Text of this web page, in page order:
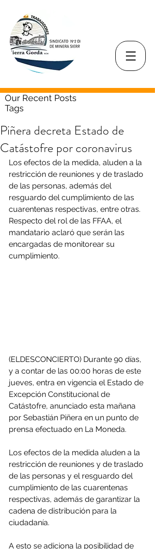
Our Recent Posts
Tags
Piñera decreta Estado de
Catástofre por coronavirus
Los efectos de la medida, aluden a la
restricción de reuniones y de traslado
de las personas, además del
resguardo del cumplimiento de las
cuarentenas respectivas, entre otras.
Respecto del rol de las FFAA, el
mandatario aclaró que serán las
encargadas de monitorear su
cumplimiento.
(ELDESCONCIERTO) Durante 90 días,
y a contar de las 00:00 horas de este
jueves, entra en vigencia el Estado de
Excepción Constitucional de
Catástofre, anunciado esta mañana
por Sebastián Piñera en un punto de
prensa efectuado en La Moneda.
Los efectos de la medida aluden a la
restricción de reuniones y de traslado
de las personas y el resguardo del
cumplimiento de las cuarentenas
respectivas, además de garantizar la
cadena de distribución para la
ciudadanía.
A esto se adiciona la posibilidad de